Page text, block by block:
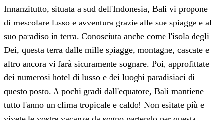
Innanzitutto, situata a sud dell'Indonesia, Bali vi propone
di mescolare lusso e avventura grazie alle sue spiagge e al
suo paradiso in terra. Conosciuta anche come l'isola degli
Dei, questa terra dalle mille spiagge, montagne, cascate e
altro ancora vi farà sicuramente sognare. Poi, approfittate
dei numerosi hotel di lusso e dei luoghi paradisiaci di
questo posto. A pochi gradi dall'equatore, Bali mantiene
tutto l'anno un clima tropicale e caldo! Non esitate più e